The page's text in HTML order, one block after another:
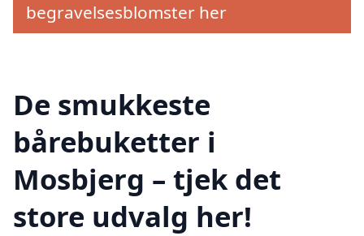
begravelsesblomster her
De smukkeste
bårebuketter i
Mosbjerg – tjek det
store udvalg her!